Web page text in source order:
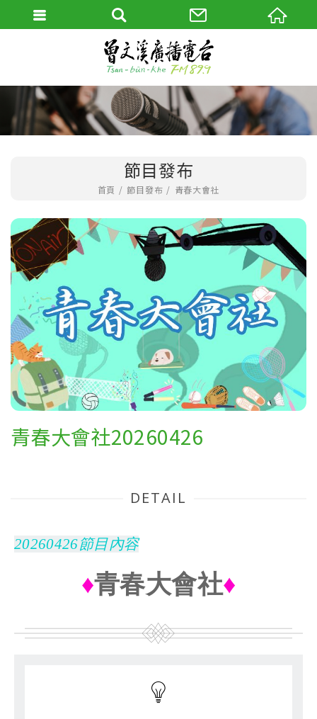
節目發布
首頁 節目發布 青春大會社
青春大會社20260426
DETAIL
20260426節目內容
♦青春大會社♦